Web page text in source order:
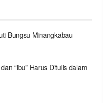
Bungsu Minangkabau
“ibu” Harus Ditulis dalam